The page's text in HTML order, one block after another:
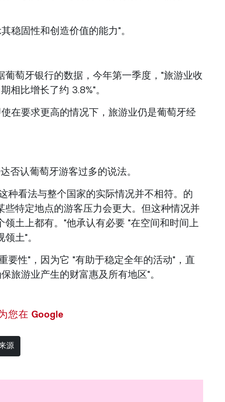
稳固性和创造价值的能力"。
葡萄牙银行的数据，今年第一季度，"旅游业收
相比增长了约 3.8%"。
在要求更高的情况下，旅游业仍是葡萄牙经
否认葡萄牙游客过多的说法。
种看法与整个国家的实际情况并不相符。的
些特定地点的游客压力会更大。但这种情况并
土上都有。"他承认有必要 "在空间和时间上
土"。
要性"，因为它 "有助于稳定全年的活动"，直
旅游业产生的财富惠及所有地区"。
您在 Google
源